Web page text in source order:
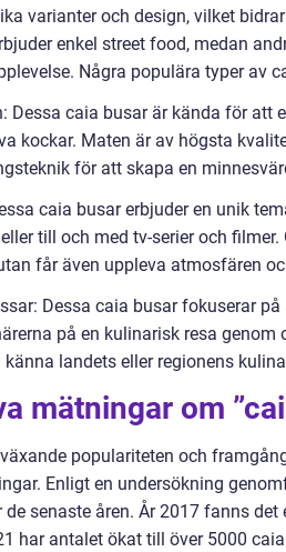
varianter och design, vilket
enkel street food, medan
Några populära typer av
Dessa caia busar är kända för
kockar. Maten är av högsta
för att skapa en
caia busar erbjuder en unik
till och med tv-serier och
får även uppleva atmosfären
Dessa caia busar fokuserar
på en kulinarisk resa
landets eller regionens
mätningar om
populariteten och
Enligt en undersökning
senaste åren. År 2017 fanns
har antalet ökat till över 5000